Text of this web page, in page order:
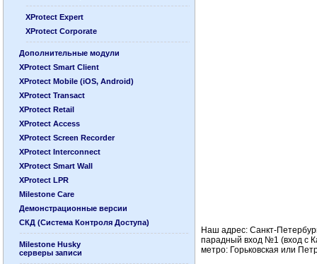
XProtect Expert
XProtect Corporate
Дополнительные модули
XProtect Smart Client
XProtect Mobile (iOS, Android)
XProtect Transact
XProtect Retail
XProtect Access
XProtect Screen Recorder
XProtect Interconnect
XProtect Smart Wall
XProtect LPR
Milestone Care
Демонстрационные версии
СКД (Система Контроля Доступа)
Milestone Husky
серверы записи
Наш адрес: Санкт-
парадный вход №1 (вход с
метро: Горьковская или